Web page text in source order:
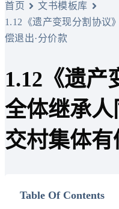
首页
文书模板库
1.12《遗产变现分割协议
偿退出·分价款
1.12《遗产
全体继承
交村集体有
Table Of Contents